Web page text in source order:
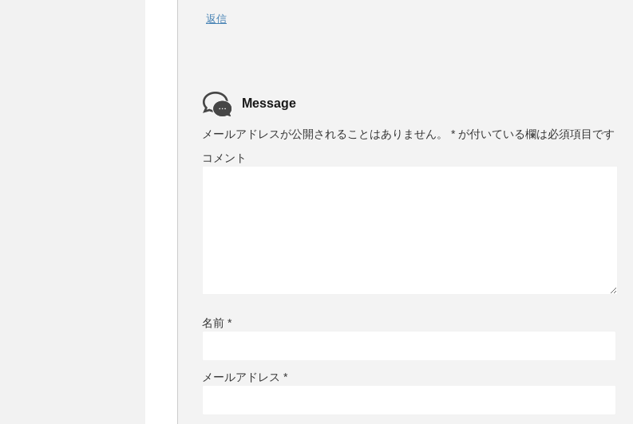
返信
Message
メールアドレスが公開されることはありません。 * が付いている欄は必須項目です
コメント
名前 *
メールアドレス *